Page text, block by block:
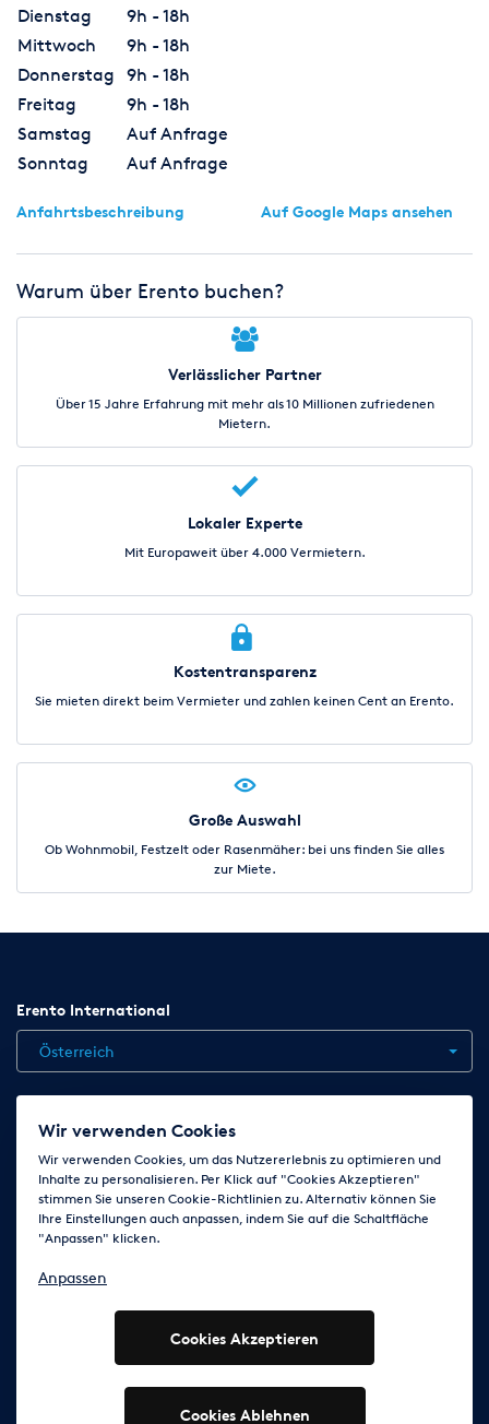
Max. Gehäusetemperatur, stationär: 50° C
Max. Düsentemperatur: 200° C
Längere Mietdauer und Langzeitmiete auf Anfrage
Wiederverleiherpreise "Dry Hire" nach Nachweis auf Anfrage.
Gerne erstellen wir Ihnen ein Angebot über komplette
Dienstag
9h - 18h
Mittwoch
9h - 18h
Donnerstag
9h - 18h
Freitag
9h - 18h
Samstag
Auf Anfrage
Sonntag
Auf Anfrage
Anfahrtsbeschreibung Auf Google Maps ansehen
Warum über Erento buchen?
Verlässlicher Partner
Über 15 Jahre Erfahrung mit mehr als 10 Millionen zufriedenen
Mietern.
Lokaler Experte
Mit Europaweit über 4.000 Vermietern.
Kostentransparenz
Sie mieten direkt beim Vermieter und zahlen keinen Cent an Erento.
Große Auswahl
Ob Wohnmobil, Festzelt oder Rasenmäher: bei uns finden Sie alles
zur Miete.
Erento International
Österreich
Jobs Kontakt News
AGB
Impressum Cookie-Einstellungen ändern
Folge uns auf
© 2003 - 2026 Erento Campanda GmbH - Alle Rechte
vorbehalten
Ausgewiesene Marken gehören den jeweiligen Eigentümern.
Wir verwenden Cookies
Wir verwenden Cookies, um das Nutzererlebnis zu optimieren und
Inhalte zu personalisieren. Per Klick auf "Cookies Akzeptieren"
stimmen Sie unseren Cookie-Richtlinien zu. Alternativ können Sie
Ihre Einstellungen auch anpassen, indem Sie auf die Schaltfläche
"Anpassen" klicken.
Anpassen
Cookies Akzeptieren
Cookies Ablehnen